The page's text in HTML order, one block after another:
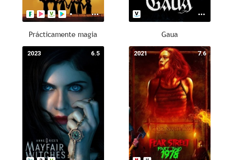
Prácticamente magia Gaua
6.5
2023 7.6
2021